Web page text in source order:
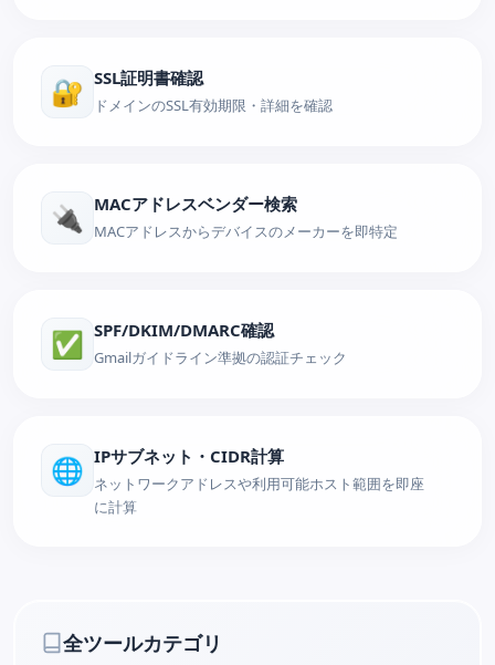
🔐 SSL証明書確認
ドメインのSSL有効期限・詳細を確認
🔌 MACアドレスベンダー検索
MACアドレスからデバイスのメーカーを即特定
✅ SPF/DKIM/DMARC確認
Gmailガイドライン準拠の認証チェック
🌐 IPサブネット・CIDR計算
ネットワークアドレスや利用可能ホスト範囲を即座
に計算
全ツールカテゴリ